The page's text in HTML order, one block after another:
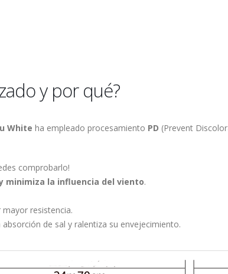
y por qué?
White ha empleado procesamiento PD (Prevent
comprobarlo!
minimiza la influencia del viento.
resistencia.
de sal y ralentiza su envejecimiento.